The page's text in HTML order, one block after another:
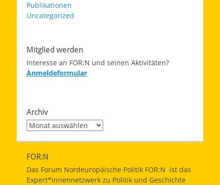
Publikationen
Uncategorized
Mitglied werden
Interesse an FOR:N und seinen Aktivitäten?
Anmeldeformular
Archiv
Archiv
FOR:N
Das Forum Nordeuropäische Politik FOR:N ist das
Expert*innennetzwerk zu Politik und Geschichte